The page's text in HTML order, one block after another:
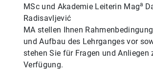
MSc und Akademie Leiterin Maga
Radisavljević
MA stellen Ihnen
und Aufbau des Lehrganges vor
stehen Sie für Fragen und Anliegen
Verfügung.